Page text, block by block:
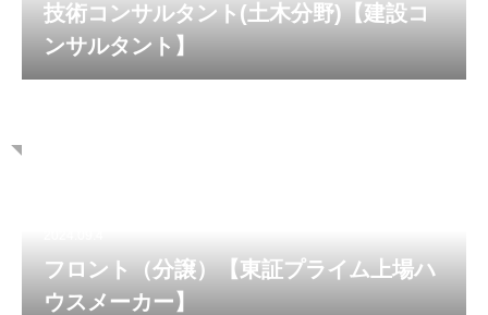
技術コンサルタント(土木分野)【建設コ
ンサルタント】
フロント（分譲）【東証プライム上場ハ
ウスメーカー】